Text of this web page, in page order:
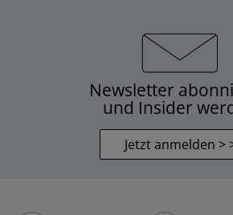
Newsletter
und Insider
Jetzt anmelden >